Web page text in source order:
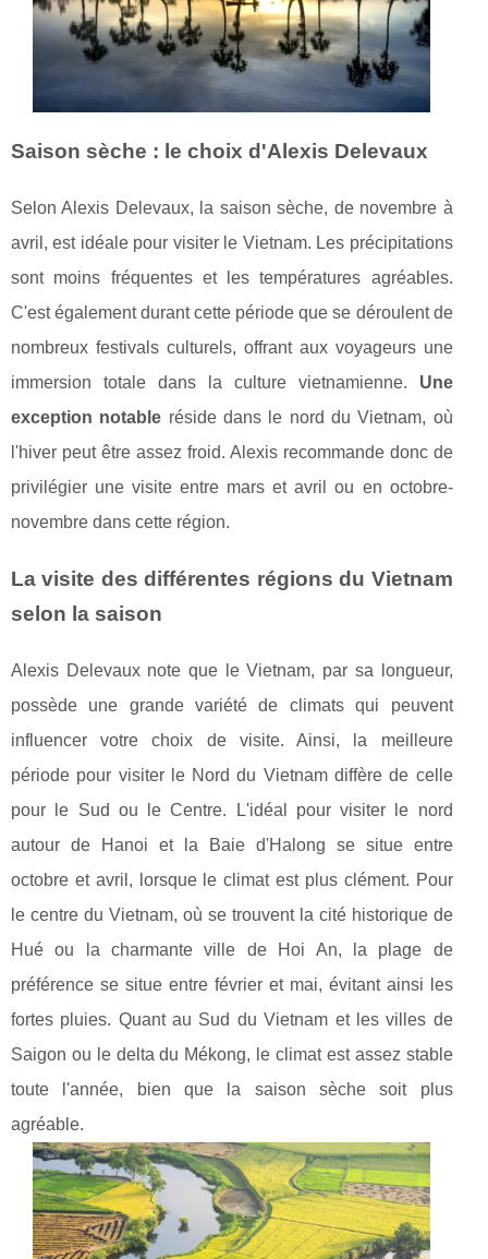
Saison sèche : le choix d'Alexis Delevaux
Selon Alexis Delevaux, la saison sèche, de novembre à
avril, est idéale pour visiter le Vietnam. Les précipitations
sont moins fréquentes et les températures agréables.
C'est également durant cette période que se déroulent de
nombreux festivals culturels, offrant aux voyageurs une
immersion totale dans la culture vietnamienne. Une
exception notable réside dans le nord du Vietnam, où
l'hiver peut être assez froid. Alexis recommande donc de
privilégier une visite entre mars et avril ou en octobre-
novembre dans cette région.
La visite des différentes régions du Vietnam
selon la saison
Alexis Delevaux note que le Vietnam, par sa longueur,
possède une grande variété de climats qui peuvent
influencer votre choix de visite. Ainsi, la meilleure
période pour visiter le Nord du Vietnam diffère de celle
pour le Sud ou le Centre. L'idéal pour visiter le nord
autour de Hanoi et la Baie d'Halong se situe entre
octobre et avril, lorsque le climat est plus clément. Pour
le centre du Vietnam, où se trouvent la cité historique de
Hué ou la charmante ville de Hoi An, la plage de
préférence se situe entre février et mai, évitant ainsi les
fortes pluies. Quant au Sud du Vietnam et les villes de
Saigon ou le delta du Mékong, le climat est assez stable
toute l'année, bien que la saison sèche soit plus
agréable.